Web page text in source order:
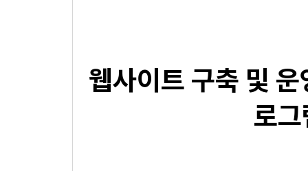
웹사이트 구축 및
로